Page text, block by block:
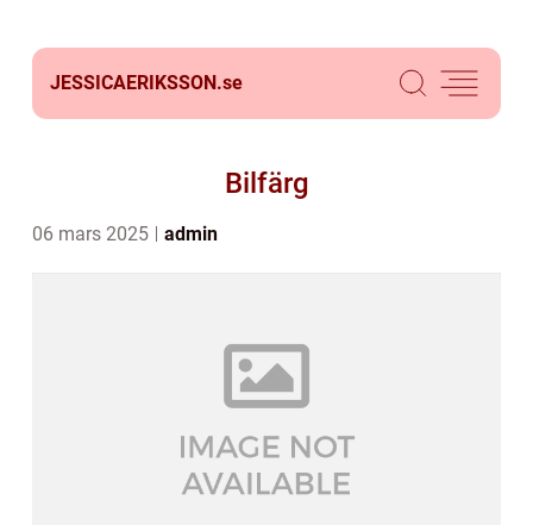
JESSICAERIKSSON.se
Bilfärg
06 mars 2025 admin